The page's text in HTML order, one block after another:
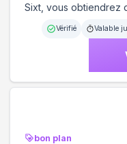
Sixt, vous obtiendrez
Vérifié Valable
bon plan